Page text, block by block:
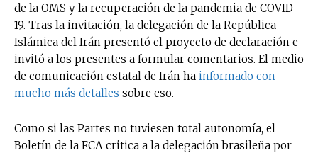
de la OMS y la recuperación de la pandemia de COVID-
19. Tras la invitación, la delegación de la República
Islámica del Irán presentó el proyecto de declaración e
invitó a los presentes a formular comentarios. El medio
de comunicación estatal de Irán ha informado con
mucho más detalles sobre eso.
Como si las Partes no tuviesen total autonomía, el
Boletín de la FCA critica a la delegación brasileña por